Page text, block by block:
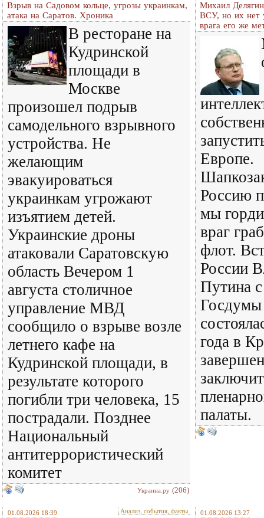
Взрыв на Садовом кольце, угрозы украинкам,
атака на Саратов. Хроника
В ресторане на
Кудринской
площади в
Москве
произошел подрыв
самодельного взрывного
устройства. Не
желающим
эвакуироваться
украинкам угрожают
изъятием детей.
Украинские дроны
атаковали Саратовскую
область Вечером 1
августа столичное
управление МВД
сообщило о взрыве возле
летнего кафе на
Кудринской площади, в
результате которого
погибли три человека, 15
пострадали. Позднее
Национальный
антитеррористический
комитет
Украина.ру (206)
Михаил
ВСУ, но их нет
врага его же
Европе.
Россию
мы
враг
флот.
России
Путина
года в
палаты.
01.08.2026 18:39 Анализ, события, факты 01.08.2026 13:27